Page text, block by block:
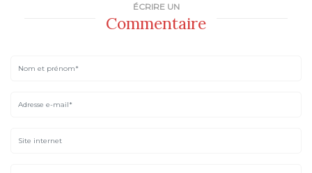
ÉCRIRE UN
Commentaire